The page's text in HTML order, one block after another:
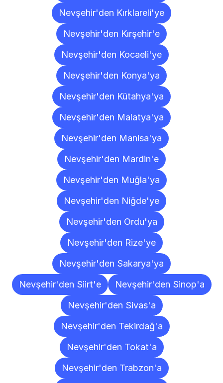
Nevşehir'den Kırklareli'ye
Nevşehir'den Kırşehir'e
Nevşehir'den Kocaeli'ye
Nevşehir'den Konya'ya
Nevşehir'den Kütahya'ya
Nevşehir'den Malatya'ya
Nevşehir'den Manisa'ya
Nevşehir'den Mardin'e
Nevşehir'den Muğla'ya
Nevşehir'den Niğde'ye
Nevşehir'den Ordu'ya
Nevşehir'den Rize'ye
Nevşehir'den Sakarya'ya
Nevşehir'den Siirt'e
Nevşehir'den Sinop'a
Nevşehir'den Sivas'a
Nevşehir'den Tekirdağ'a
Nevşehir'den Tokat'a
Nevşehir'den Trabzon'a